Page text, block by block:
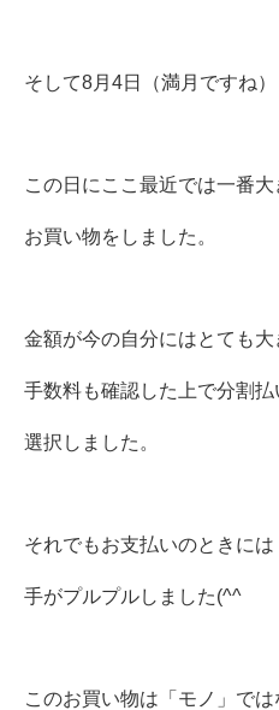
そして8月4日（満月ですね）
この日にここ最近では一番大
お買い物をしました。
金額が今の自分にはとても
手数料も確認した上で分割払
選択しました。
それでもお支払いのときには
手がプルプルしました(^^ゞ
このお買い物は「モノ」では